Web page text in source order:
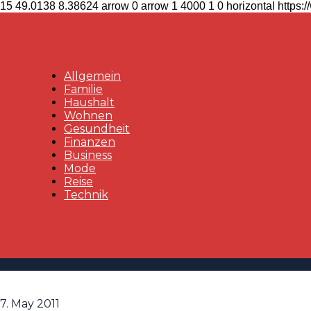
15 49.0138 8.38624 arrow 0 arrow 1 4000 1 0 horizontal
Allgemein
Familie
Haushalt
Wohnen
Gesundheit
Finanzen
Business
Mode
Reise
Technik
7. May 2011